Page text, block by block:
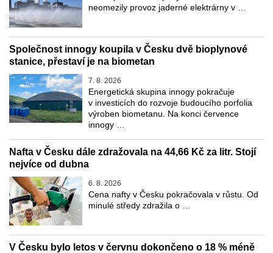
neomezily provoz jaderné elektrárny v …
Společnost innogy koupila v Česku dvě bioplynové
stanice, přestaví je na biometan
7. 8. 2026
Energetická skupina innogy pokračuje
v investicích do rozvoje budoucího porfolia
výroben biometanu. Na konci července
innogy …
Nafta v Česku dále zdražovala na 44,66 Kč za litr. Stojí
nejvíce od dubna
6. 8. 2026
Cena nafty v Česku pokračovala v růstu. Od
minulé středy zdražila o …
V Česku bylo letos v červnu dokončeno o 18 % méně